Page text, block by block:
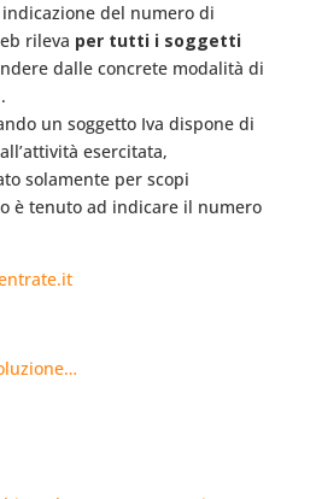
del numero di
rileva per tutti i soggetti
dalle concrete modalità di
un soggetto Iva dispone di
esercitata,
solamente per scopi
è tenuto ad indicare il numero